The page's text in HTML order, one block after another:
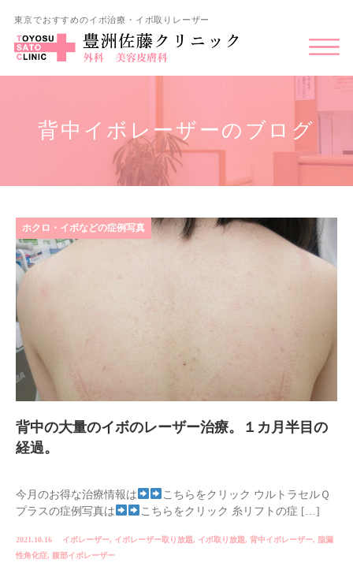
東京でおすすめのイボ治療・イボ取りレーザー
背中イボレーザーのブログ
ホクロ・イボなどの症例写真
背中の大量のイボのレーザー治療。１カ月半目の
経過。
今月のお得な治療情報は
こちらをクリック ウルトラセルＱ
プラスの症例写真は
こちらをクリック 糸リフトの症 […]
2021.10.16 イボレーザー, イボレーザー取り放題, イボ取り放題, 背中イボレーザー, 脂漏
性角化症, 腹部イボレーザー